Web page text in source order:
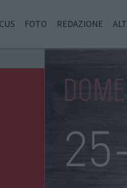
FOTO REDAZIONE